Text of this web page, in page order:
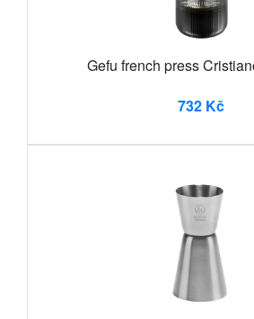
Gefu french press
732 Kč